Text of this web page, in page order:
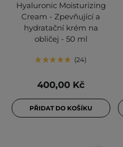
Hyaluronic Moisturizing
Cream - Zpevňující a
hydratační krém na
obličej - 50 ml
24
400,00 Kč
PŘIDAT DO KOŠÍKU